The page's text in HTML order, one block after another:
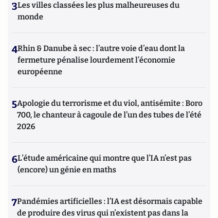
3Les villes classées les plus malheureuses du
monde
4Rhin & Danube à sec : l’autre voie d’eau dont la
fermeture pénalise lourdement l’économie
européenne
5Apologie du terrorisme et du viol, antisémite : Boro
700, le chanteur à cagoule de l’un des tubes de l’été
2026
6L’étude américaine qui montre que l’IA n’est pas
(encore) un génie en maths
7Pandémies artificielles : l’IA est désormais capable
de produire des virus qui n’existent pas dans la